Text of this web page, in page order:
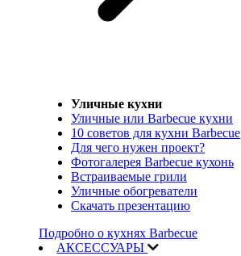
Уличные кухни
Уличные или Barbecue кухни
10 советов для кухни Barbecue
Для чего нужен проект?
Фотогалерея Barbecue кухонь
Встраиваемые грили
Уличные обогреватели
Скачать презентацию
Подробно о кухнях Barbecue
АКСЕССУАРЫ